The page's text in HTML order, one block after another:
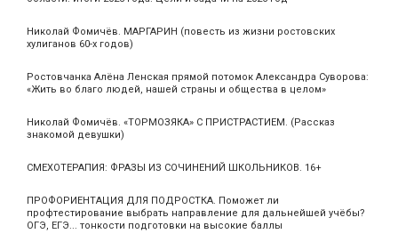
Николай Фомичёв. МАРГАРИН (повесть из жизни ростовских
хулиганов 60-х годов)
Ростовчанка Алёна Ленская прямой потомок Александра Суворова:
«Жить во благо людей, нашей страны и общества в целом»
Николай Фомичёв. «ТОРМОЗЯКА» С ПРИСТРАСТИЕМ. (Рассказ
знакомой девушки)
СМЕХОТЕРАПИЯ: ФРАЗЫ ИЗ СОЧИНЕНИЙ ШКОЛЬНИКОВ. 16+
ПРОФОРИЕНТАЦИЯ ДЛЯ ПОДРОСТКА. Поможет ли
профтестирование выбрать направление для дальнейшей учёбы?
ОГЭ, ЕГЭ... тонкости подготовки на высокие баллы